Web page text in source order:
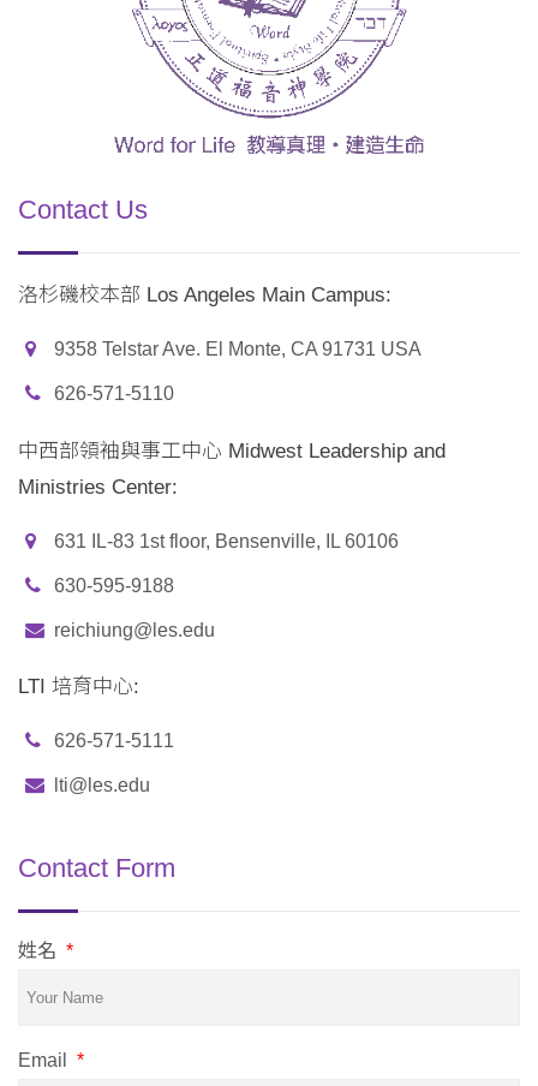
Contact Us
洛杉磯校本部 Los Angeles Main Campus:
9358 Telstar Ave. El Monte, CA 91731 USA
626-571-5110
中西部領袖與事工中心 Midwest Leadership and
Ministries Center:
631 IL-83 1st floor, Bensenville, IL 60106
630-595-9188
reichiung@les.edu
LTI 培育中心:
626-571-5111
lti@les.edu
Contact Form
姓名 *
Email *